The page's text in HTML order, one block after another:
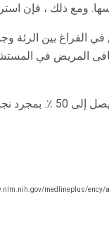
ومع ذلك ، فإن
الفراغ بين الرئة
يتعافى المريض في
احتمالات وجود استرواح
medlineplus/ency/